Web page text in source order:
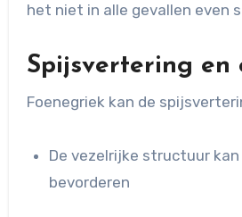
het niet in alle gevallen even
Spijsvertering en
Foenegriek kan de
De vezelrijke structuur kan de darmtransit
bevorderen